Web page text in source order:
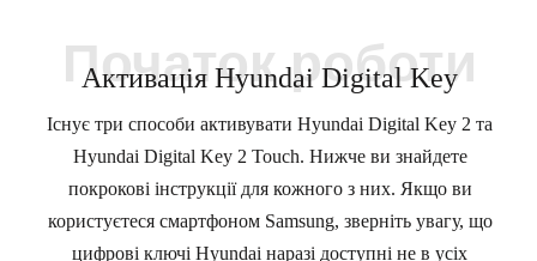
Початок роботи
Активація Hyundai Digital Key
Існує три способи активувати Hyundai Digital Key 2 та
Hyundai Digital Key 2 Touch. Нижче ви знайдете
покрокові інструкції для кожного з них. Якщо ви
користуєтеся смартфоном Samsung, зверніть увагу, що
цифрові ключі Hyundai наразі доступні не в усіх